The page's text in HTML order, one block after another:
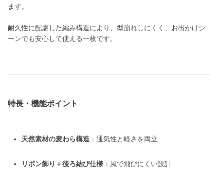
ます。
耐久性に配慮した編み構造により、型崩れしにくく、お出かけシ
ーンでも安心して使える一枚です。
特長・機能ポイント
天然素材の麦わら構造 ：通気性と軽さを両立
リボン飾り＋後ろ結び仕様 ：風で飛びにくい設計